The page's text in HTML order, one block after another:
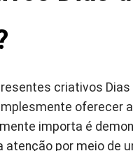
criativos Dias
oferecer
importa é
atenção por meio de